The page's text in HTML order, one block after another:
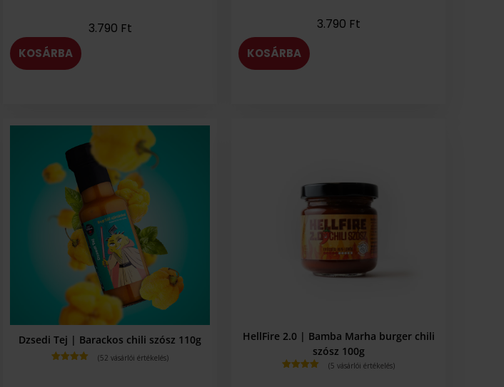
alapján
3.790 Ft
KOSÁRBA
3.790 Ft
KOSÁRBA
Dzsedi Tej | Barackos chili szósz 110g
(52 vásárlói értékelés)
HellFire 2.0 | Bamba Marha burger chili
szósz 100g
(5 vásárlói értékelés)